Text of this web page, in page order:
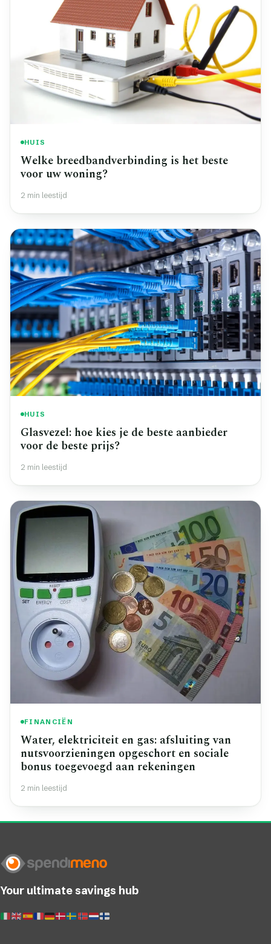
HUIS
Welke breedbandverbinding is het beste
voor uw woning?
2 min leestijd
HUIS
Glasvezel: hoe kies je de beste aanbieder
voor de beste prijs?
2 min leestijd
FINANCIËN
Water, elektriciteit en gas: afsluiting van
nutsvoorzieningen opgeschort en sociale
bonus toegevoegd aan rekeningen
2 min leestijd
Your ultimate savings hub